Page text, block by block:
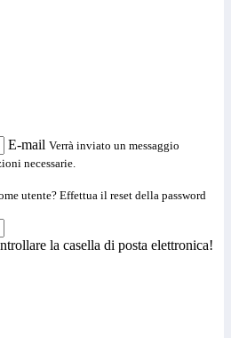
E-mail Verrà inviato un messaggio
necessarie.
utente? Effettua il reset della password
la casella di posta elettronica!